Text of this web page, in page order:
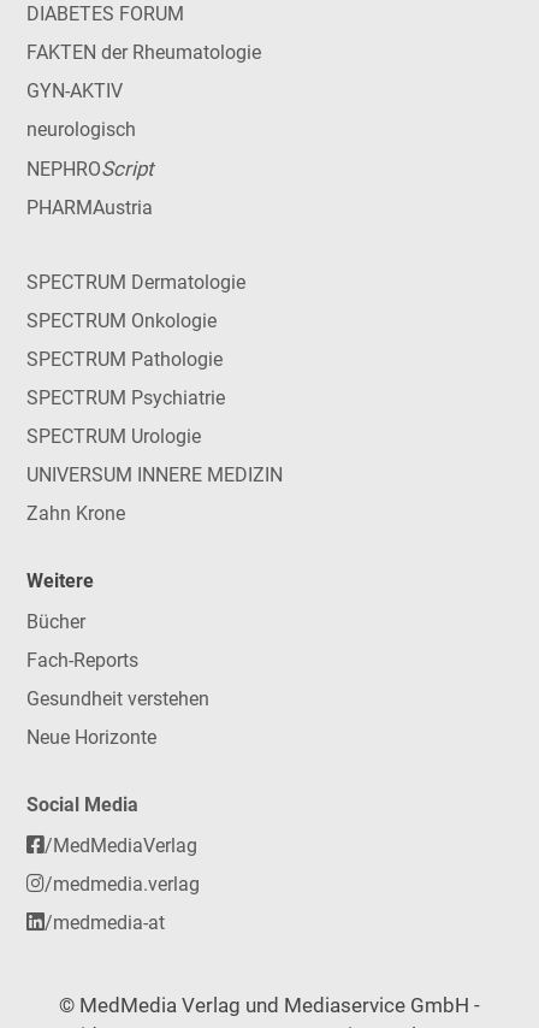
DIABETES FORUM
FAKTEN der Rheumatologie
GYN-AKTIV
neurologisch
NEPHROScript
PHARMAustria
SPECTRUM Dermatologie
SPECTRUM Onkologie
SPECTRUM Pathologie
SPECTRUM Psychiatrie
SPECTRUM Urologie
UNIVERSUM INNERE MEDIZIN
Zahn Krone
Weitere
Bücher
Fach-Reports
Gesundheit verstehen
Neue Horizonte
Social Media
/MedMediaVerlag
/medmedia.verlag
/medmedia-at
© MedMedia Verlag und Mediaservice GmbH -